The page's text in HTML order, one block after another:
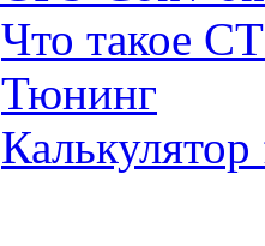
Что такое
Тюнинг